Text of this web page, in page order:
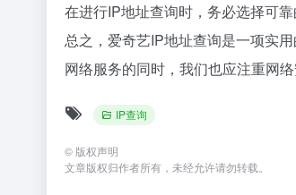
在进行IP地址查询时，务必选择可
总之，爱奇艺IP地址查询是一项实
网络服务的同时，我们也应注重网络
IP查询
© 版权声明
文章版权归作者所有，未经允许请勿转载。